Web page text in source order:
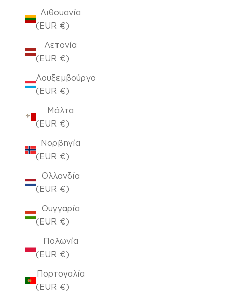
Λιθουανία
(EUR €)
Λετονία
(EUR €)
Λουξεμβούργο
(EUR €)
Μάλτα
(EUR €)
Νορβηγία
(EUR €)
Ολλανδία
(EUR €)
Ουγγαρία
(EUR €)
Πολωνία
(EUR €)
Πορτογαλία
(EUR €)